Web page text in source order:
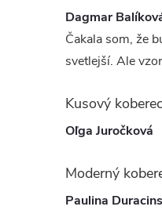
Dagmar
Čakala som, že
svetlejší. Ale
Oľga Juročková
Paulina